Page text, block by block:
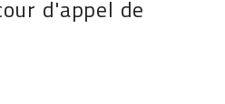
d'appel de